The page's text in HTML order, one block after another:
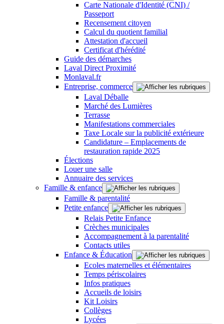
Carte Nationale d'Identité (CNI) /
Passeport
Recensement citoyen
Calcul du quotient familial
Attestation d'accueil
Certificat d'hérédité
Guide des démarches
Laval Direct Proximité
Monlaval.fr
Entreprise, commerce
Laval Déballe
Marché des Lumières
Terrasse
Manifestations commerciales
Taxe Locale sur la publicité extérieure
Candidature – Emplacements de
restauration rapide 2025
Élections
Louer une salle
Annuaire des services
Famille & enfance
Famille & parentalité
Petite enfance
Relais Petite Enfance
Crèches municipales
Accompagnement à la parentalité
Contacts utiles
Enfance & Éducation
Ecoles maternelles et élémentaires
Temps périscolaires
Infos pratiques
Accueils de loisirs
Kit Loisirs
Collèges
Lycées